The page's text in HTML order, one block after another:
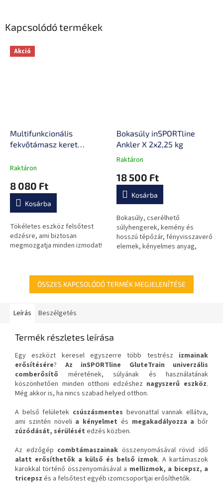
Kapcsolódó termékek
Akció
Multifunkcionális
fekvőtámasz keret
Pushap Evo
Raktáron
8 080 Ft
Kosárba
Tökéletes eszköz felsőtest
edzésre, ami biztosan
megmozgatja minden izmodat!
Bokasúly inSPORTline
Ankler X 2x2,25 kg
A
átlagos
értékelése
0,0
csillag.
Raktáron
18 500 Ft
Kosárba
Bokasúly, cserélhető
súlyhengerek, kemény és
hosszú tépőzár, fényvisszaverő
elemek, kényelmes anyag,
ÖSSZES KAPCSOLÓDÓ TERMÉK MEGJELENÍTÉSE
Leírás Beszélgetés
Termék részletes leírása
Egy eszközt keresel egyszerre több testrész izmainak
erősítésére? Az inSPORTline GluteTrain univerzális
comberősítő méretének, súlyának és használatának
köszönhetően minden otthoni edzéshez nagyszerű eszköz.
Még akkor is, ha nincs szabad helyed otthon.
A belső felületek csúszásmentes bevonattal vannak ellátva,
ami szintén növeli a kényelmet és megakadályozza a bőr
zúzódását, sérülését edzés közben.
Az edzőgép combtámaszainak összenyomásával rövid idő
alatt erősíthetők a külső és belső izmok. A kartámaszok
karokkal történő összenyomásával a mellizmok, a bicepsz, a
tricepsz és a felsőtest egyéb izomcsoportjai erősíthetők.